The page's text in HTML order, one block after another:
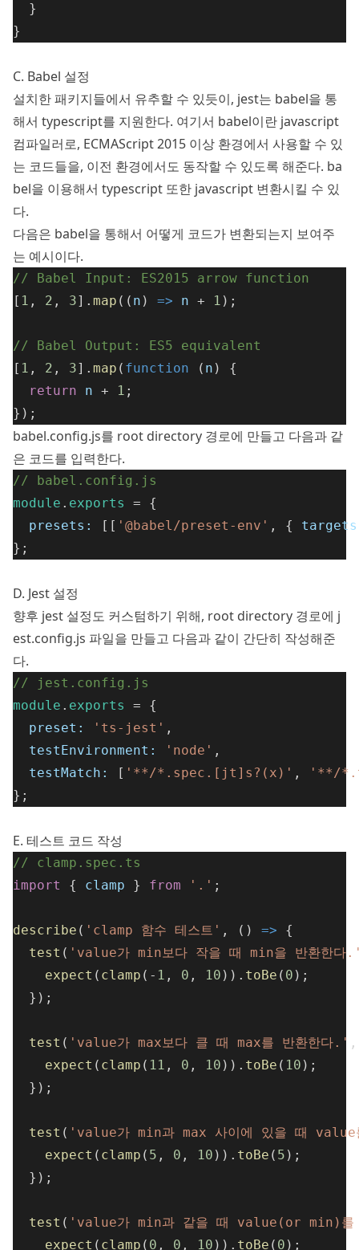
  }
}
C. Babel 설정
설치한 패키지들에서 유추할 수 있듯이, jest는 babel을 통
해서 typescript를 지원한다. 여기서 babel이란 javascript
컴파일러로, ECMAScript 2015 이상 환경에서 사용할 수 있
는 코드들을, 이전 환경에서도 동작할 수 있도록 해준다. ba
bel을 이용해서 typescript 또한 javascript 변환시킬 수 있
다.
다음은 babel을 통해서 어떻게 코드가 변환되는지 보여주
는 예시이다.
// Babel Input: ES2015 arrow function
[ 1 , 2 , 3]. map (( n ) => n + 1 );
// Babel Output: ES5 equivalent
[ 1 , 2 , 3]. map ( function ( n ) {
return
n + 1 ;
});
babel.config.js를 root directory 경로에 만들고 다음과 같
은 코드를 입력한다.
// babel.config.js
module . exports
= {
presets:
[[ '@babel/preset-env' , {
};
D. Jest 설정
향후 jest 설정도 커스텀하기 위해, root directory 경로에 j
est.config.js 파일을 만들고 다음과 같이 간단히 작성해준
다.
// jest.config.js
module . exports
= {
preset:
'ts-jest' ,
testEnvironment:
'node' ,
testMatch:
[ '**/*.spec.[jt]s?(x)' ,
'**/
};
E. 테스트 코드 작성
// clamp.spec.ts
import
{ clamp } from '.' ;
describe ( 'clamp 함수 테스트' , () => {
test ( 'value가 min보다 작을 때 min을 반환한다
expect ( clamp (- 1 , 0 , 10 )). toBe ( 0 );
  });
test ( 'value가 max보다 클 때 max를 반환한다.'
expect ( clamp ( 11 , 0 , 10 )). toBe ( 10 );
  });
test ( 'value가 min과 max 사이에 있을 때 value
expect ( clamp ( 5 , 0 , 10 )). toBe ( 5 );
  });
test ( 'value가 min과 같을 때 value(or min)를
expect ( clamp ( 0 , 0 , 10 )). toBe ( 0 );